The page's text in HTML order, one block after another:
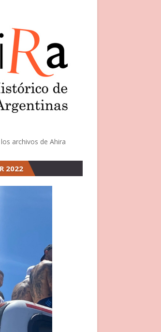
archivos de Ahira
2022